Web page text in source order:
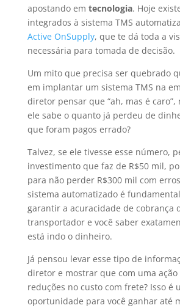
apostando em tecnologia. Hoje
integrados à sistema TMS
Active OnSupply, que te dá toda a
necessária para tomada de decisão.
Um mito que precisa ser quebrado
em implantar um sistema TMS na
diretor pensar que “ah, mas é caro”,
ele sabe o quanto já perdeu de
que foram pagos errado?
Talvez, se ele tivesse esse número,
investimento que faz de R$50 mil,
para não perder R$300 mil com
sistema automatizado é
garantir a acuracidade de cobrança
transportador e você saber
está indo o dinheiro.
Já pensou levar esse tipo de
diretor e mostrar que com uma ação
reduções no custo com frete? Isso é
oportunidade para você ganhar até